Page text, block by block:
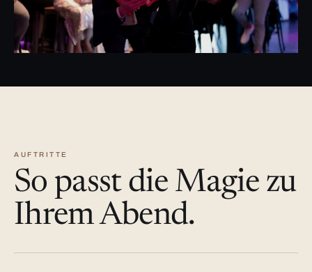
AUFTRITTE
So passt die Magie zu
Ihrem Abend.